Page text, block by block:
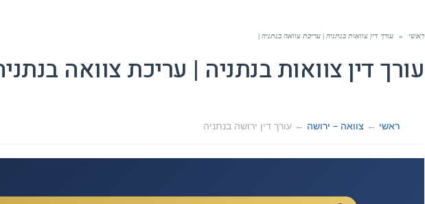
ראשי » עורך דין צוואות בנתניה | עריכת צוואה בנתניה |
עורך דין צוואות בנתניה | עריכת צוואה
ראשי ← צוואה – ירושה ← עורך דין ירושה בנתניה